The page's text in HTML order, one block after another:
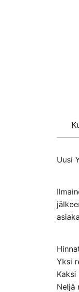
Uusi
Yksi
Neljä